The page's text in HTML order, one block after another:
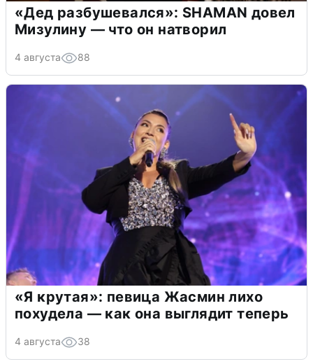
«Дед разбушевался»: SHAMAN довел
Мизулину — что он натворил
4 августа 88
«Я крутая»: певица Жасмин лихо
похудела — как она выглядит теперь
4 августа 38